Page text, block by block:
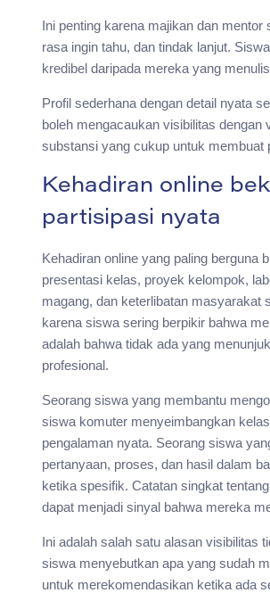
Ini penting karena majikan dan
rasa ingin tahu, dan tindak lanjut.
kredibel daripada mereka yang
Profil sederhana dengan detail nyata
boleh mengacaukan visibilitas
substansi yang cukup untuk membuat
Kehadiran online
partisipasi nyata
Kehadiran online yang paling berguna
presentasi kelas, proyek kelompok,
magang, dan keterlibatan masyarakat
karena siswa sering berpikir bahwa
adalah bahwa tidak ada yang
profesional.
Seorang siswa yang membantu
siswa komuter menyeimbangkan
pengalaman nyata. Seorang siswa
pertanyaan, proses, dan hasil dalam
ketika spesifik. Catatan singkat
dapat menjadi sinyal bahwa mereka
Ini adalah salah satu alasan visibilitas
siswa menyebutkan apa yang sudah
untuk merekomendasikan ketika ada